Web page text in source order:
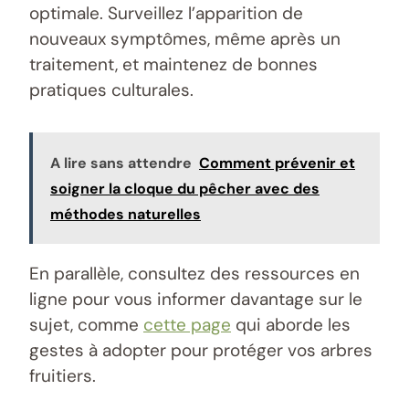
optimale. Surveillez l’apparition de
nouveaux symptômes, même après un
traitement, et maintenez de bonnes
pratiques culturales.
A lire sans attendre Comment prévenir et
soigner la cloque du pêcher avec des
méthodes naturelles
En parallèle, consultez des ressources en
ligne pour vous informer davantage sur le
sujet, comme cette page qui aborde les
gestes à adopter pour protéger vos arbres
fruitiers.